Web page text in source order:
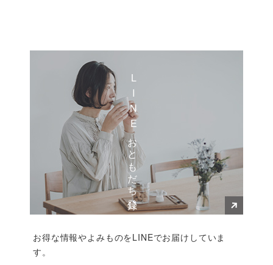
LINEおともだち登録
お得な情報やよみものをLINEでお届けしていま
す。